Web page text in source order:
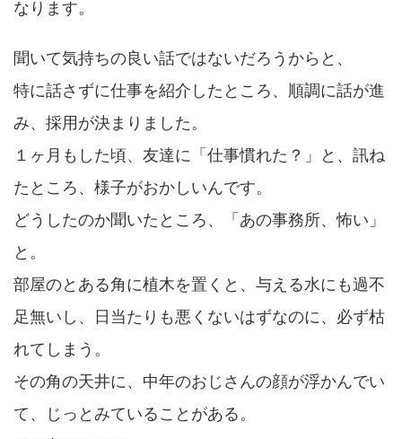
なります。
聞いて気持ちの良い話ではないだろうからと、
特に話さずに仕事を紹介したところ、順調に話が進
み、採用が決まりました。
１ヶ月もした頃、友達に「仕事慣れた？」と、訊ね
たところ、様子がおかしいんです。
どうしたのか聞いたところ、「あの事務所、怖い」
と。
部屋のとある角に植木を置くと、与える水にも過不
足無いし、日当たりも悪くないはずなのに、必ず枯
れてしまう。
その角の天井に、中年のおじさんの顔が浮かんでい
て、じっとみていることがある。